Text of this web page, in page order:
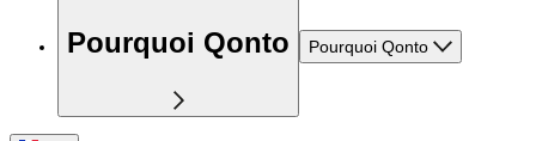
Pourquoi Qonto Pourquoi Qonto